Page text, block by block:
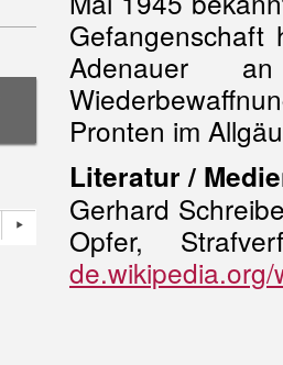
Gefangenschaft
Adenauer
Pronten im
Literatur /
Gerhard
Opfer,